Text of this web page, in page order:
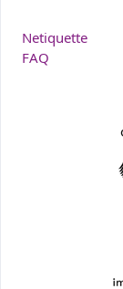
Netiquette
FAQ